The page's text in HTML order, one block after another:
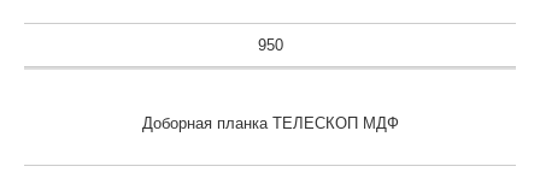
950
Доборная планка ТЕЛЕСКОП МДФ